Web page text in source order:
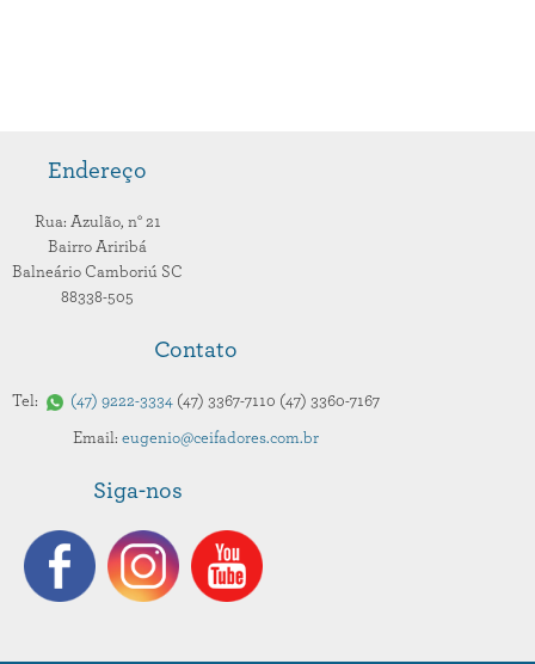
Endereço
Rua: Azulão, n° 21
Bairro Ariribá
Balneário Camboriú SC
88338-505
Contato
Tel: 47 9222-3334 47 3367-7110 47 3360-7167
Email: eugenio@ceifadores.com.br
Siga-nos